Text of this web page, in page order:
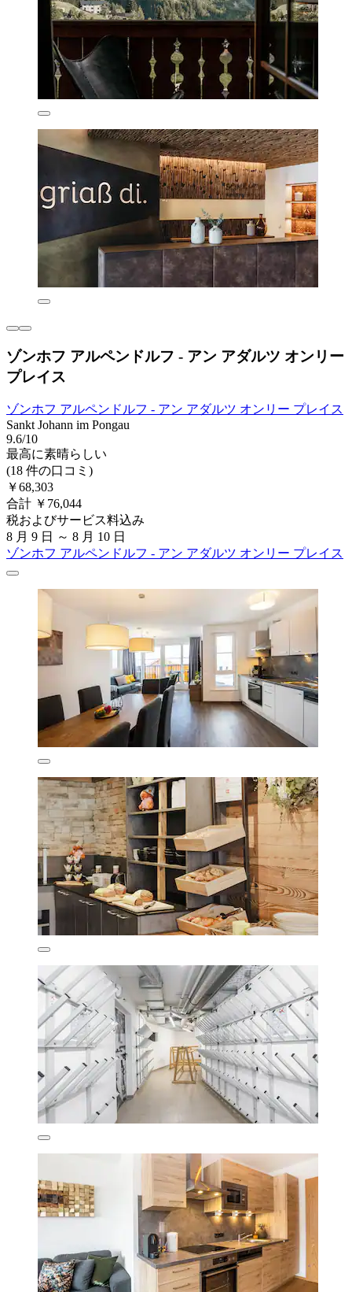
ゾンホフ アルペンドルフ - アン アダルツ オンリー
プレイス
ゾンホフ アルペンドルフ - アン アダルツ オンリー プレイス
Sankt Johann im Pongau
9.6/10
最高に素晴らしい
(18 件の口コミ)
￥68,303
合計 ￥76,044
税およびサービス料込み
8 月 9 日 ～ 8 月 10 日
ゾンホフ アルペンドルフ - アン アダルツ オンリー プレイス